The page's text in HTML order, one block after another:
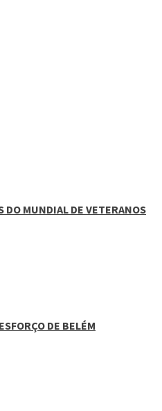
MUNDIAL DE VETERANOS
DE BELÉM